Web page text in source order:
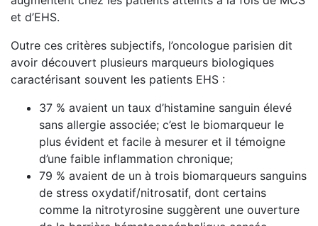
et d’EHS.
Outre ces critères subjectifs, l’oncologue parisien dit
avoir découvert plusieurs marqueurs biologiques
caractérisant souvent les patients EHS :
37 % avaient un taux d’histamine sanguin élevé
sans allergie associée; c’est le biomarqueur le
plus évident et facile à mesurer et il témoigne
d’une faible inflammation chronique;
79 % avaient de un à trois biomarqueurs sanguins
de stress oxydatif/nitrosatif, dont certains
comme la nitrotyrosine suggèrent une ouverture